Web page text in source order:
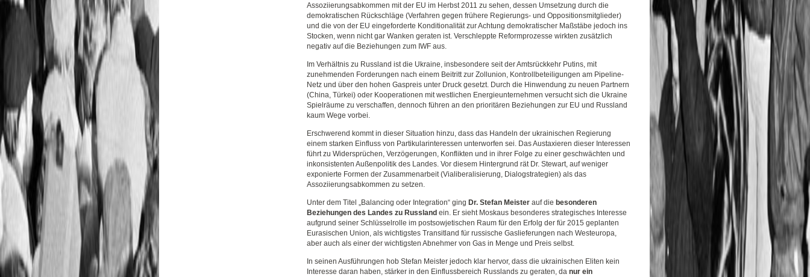
Assoziierungsabkommen mit der EU im Herbst 2011 zu sehen, dessen Umsetzung durch die
demokratischen Rückschläge (Verfahren gegen frühere Regierungs- und Oppositionsmitglieder)
und die von der EU eingeforderte Konditionalität zur Achtung demokratischer Maßstäbe jedoch ins
Stocken, wenn nicht gar Wanken geraten ist. Verschleppte Reformprozesse wirkten zusätzlich
negativ auf die Beziehungen zum IWF aus.
Im Verhältnis zu Russland ist die Ukraine, insbesondere seit der Amtsrückkehr Putins, mit
zunehmenden Forderungen nach einem Beitritt zur Zollunion, Kontrollbeteiligungen am Pipeline-
Netz und über den hohen Gaspreis unter Druck gesetzt. Durch die Hinwendung zu neuen Partnern
(China, Türkei) oder Kooperationen mit westlichen Energieunternehmen versucht sich die Ukraine
Spielräume zu verschaffen, dennoch führen an den prioritären Beziehungen zur EU und Russland
kaum Wege vorbei.
Erschwerend kommt in dieser Situation hinzu, dass das Handeln der ukrainischen Regierung
einem starken Einfluss von Partikularinteressen unterworfen sei. Das Austaxieren dieser Interessen
führt zu Widersprüchen, Verzögerungen, Konflikten und in ihrer Folge zu einer geschwächten und
inkonsistenten Außenpolitik des Landes. Vor diesem Hintergrund rät Dr. Stewart, auf weniger
exponierte Formen der Zusammenarbeit (Vialiberalisierung, Dialogstrategien) als das
Assoziierungsabkommen zu setzen.
Unter dem Titel „Balancing oder Integration“ ging Dr. Stefan Meister auf die besonderen
Beziehungen des Landes zu Russland ein. Er sieht Moskaus besonderes strategisches Interesse
aufgrund seiner Schlüsselrolle im postsowjetischen Raum für den Erfolg der für 2015 geplanten
Eurasischen Union, als wichtigstes Transitland für russische Gaslieferungen nach Westeuropa,
aber auch als einer der wichtigsten Abnehmer von Gas in Menge und Preis selbst.
In seinen Ausführungen hob Stefan Meister jedoch klar hervor, dass die ukrainischen Eliten kein
Interesse daran haben, stärker in den Einflussbereich Russlands zu geraten, da nur ein